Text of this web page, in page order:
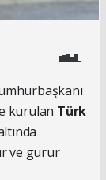
kurulan Türk
ve gurur